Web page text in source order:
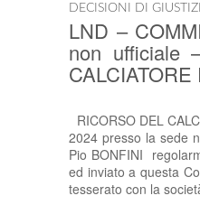
DECISIONI DI
LND –
non ufficiale
RICORSO DEL
2024 presso la sede
Pio BONFINI
ed inviato a questa
tesserato con la